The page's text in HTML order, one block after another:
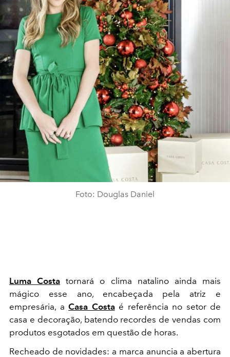
Foto: Douglas Daniel
Luma Costa tornará o clima natalino ainda mais
mágico esse ano, encabeçada pela atriz e
empresária, a Casa Costaé referência no setor de
casa e decoração, batendo recordes de vendas com
produtos esgotados em questão de horas.
Recheado de novidades: a marca anuncia a abertura